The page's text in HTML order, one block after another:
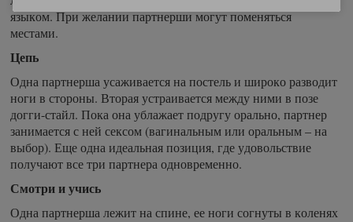
языком. При желании партнерши могут поменяться
местами.
Цепь
Одна партнерша усаживается на постель и широко разводит
ноги в стороны. Вторая устраивается между ними в позе
догги-стайл. Пока она ублажает подругу орально, партнер
занимается с ней сексом (вагинальным или оральным – на
выбор). Еще одна идеальная позиция, где удовольствие
получают все три партнера одновременно.
Смотри и учись
Одна партнерша лежит на спине, ее ноги согнуты в коленях